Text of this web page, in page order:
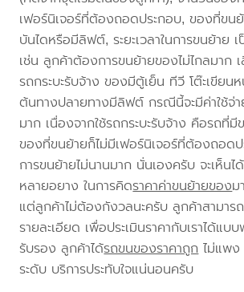
เฟอร์นิเจอร์ที่ต้องถอดประกอบ, ของที่ขนย้
บันไดหรือมีลิฟต์, ระยะเวลาในการขนย้าย
เช่น ลูกค้าต้องการขนย้ายของไม่ไกลมาก เ
รถกระบะรับจ้าง ของมีตู้เย็น ทีวี โต๊ะเขีย
ต้นทางปลายทางมีลิฟต์ กรณีนี้จะมีค่าใช้จ่า
มาก เนื่องจากใช้รถกระบะรับจ้าง คือรถที่
ของที่ขนย้ายก็ไม่มีเฟอร์นิเจอร์ที่ต้องถอดป
การขนย้ายไม่นานมาก นั่นเองครับ จะเห็นไ
หลายอยาง ในการคิดราคาค่าขนย้ายของม
แต่ลูกค้าไม่ต้องกังวลนะครับ ลูกค้าสามาร
รายละเอียด เพื่อประเมินราคากับเราได้แบ
รับรอง ลูกค้าได้รถขนของราคาถูกไม่แพง
ระดับ บริการประทับใจแน่นอนครับ